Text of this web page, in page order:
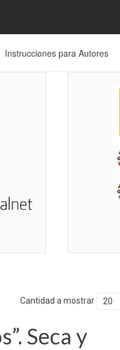
Instrucciones para Autores
Cantidad a mostrar
Seca y